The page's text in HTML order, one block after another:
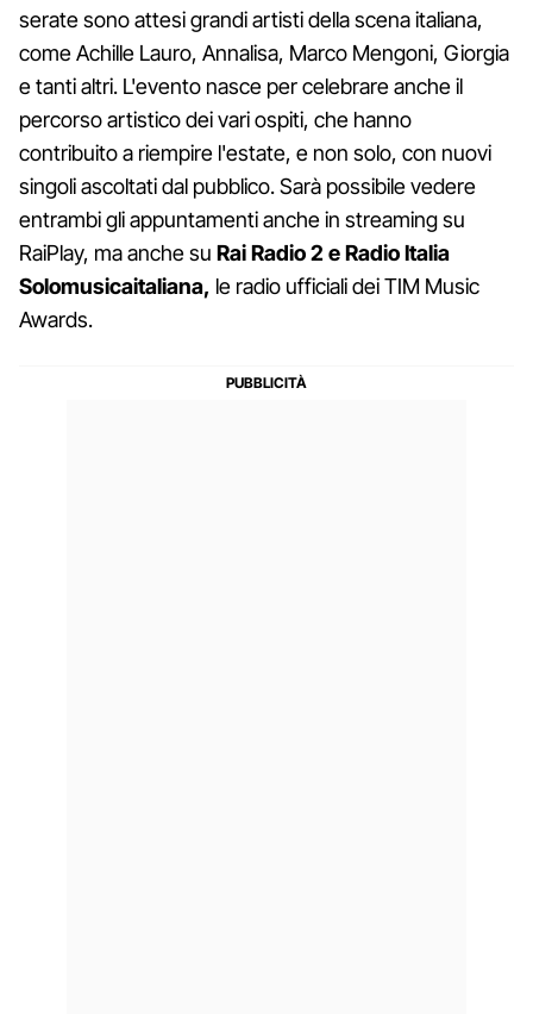
serate sono attesi grandi artisti della scena italiana,
come Achille Lauro, Annalisa, Marco Mengoni, Giorgia
e tanti altri. L'evento nasce per celebrare anche il
percorso artistico dei vari ospiti, che hanno
contribuito a riempire l'estate, e non solo, con nuovi
singoli ascoltati dal pubblico. Sarà possibile vedere
entrambi gli appuntamenti anche in streaming su
RaiPlay, ma anche su Rai Radio 2 e Radio Italia
Solomusicaitaliana, le radio ufficiali dei TIM Music
Awards.